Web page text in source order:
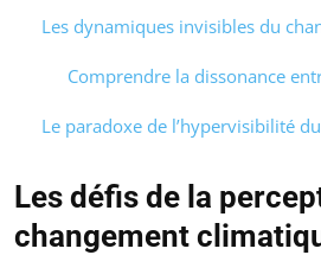
Les dynamiques invisibles du
Comprendre la dissonance
Le paradoxe de l’hypervisibilité
Les défis de la
changement